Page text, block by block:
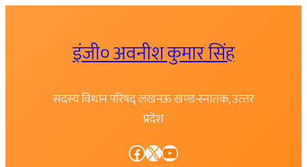
इंजी० अवनीश कुमार सिंह
सदस्य विधान परिषद् लखनऊ खण्ड-स्नातक, उत्त्तर
प्रदेश
Facebook X YouTube